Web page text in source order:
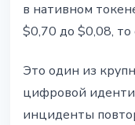
9 июня 2026 г.3
Наталия
в нативном
$0,70 до $0,08, то
Это один из
цифровой
инциденты